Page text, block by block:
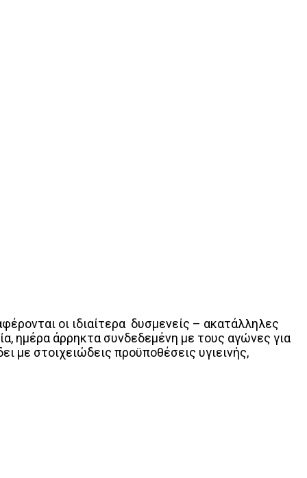
οι ιδιαίτερα δυσμενείς – ακατάλληλες
ημέρα άρρηκτα συνδεδεμένη με τους αγώνες για
με στοιχειώδεις προϋποθέσεις υγιεινής,